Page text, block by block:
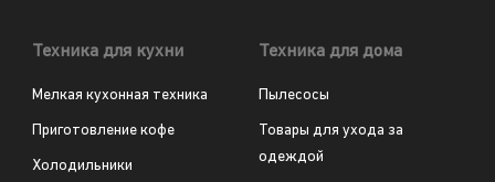
Техника для кухни
Мелкая кухонная техника
Приготовление кофе
Холодильники
Техника для дома
Пылесосы
Товары для ухода за
одеждой